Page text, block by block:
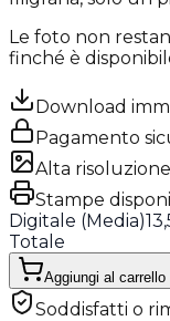
Le foto non
finché è
Download
Pagamento
Alta risoluzione
Stampe
Digitale (Media)
Totale
Aggiungi al carrello
Soddisfatti o